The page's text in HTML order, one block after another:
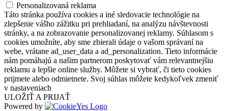
Personalizovaná reklama
Táto stránka používa cookies a iné sledovacie technológie na
zlepšenie vášho zážitku pri prehliadaní, na analýzu návštevnosti
stránky, a na zobrazovanie personalizovanej reklamy. Súhlasom s
cookies umožníte, aby sme zbierali údaje o vašom správaní na
webe, vrátane ad_user_data a ad_personalization. Tieto informácie
nám pomáhajú a našim partnerom poskytovať vám relevantnejšiu
reklamu a lepšie online služby. Môžete si vybrať, či tieto cookies
prijmete alebo odmietnete. Svoj súhlas môžete kedykoľvek zmeniť
v nastaveniach
ULOŽIŤ A PRIJAŤ
Powered by